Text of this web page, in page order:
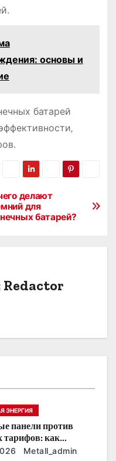
основы и
батарей
делают
для
батарей?
Redactor
ЭНЕРГИЯ
панели против
тарифов: как
Metall_admin